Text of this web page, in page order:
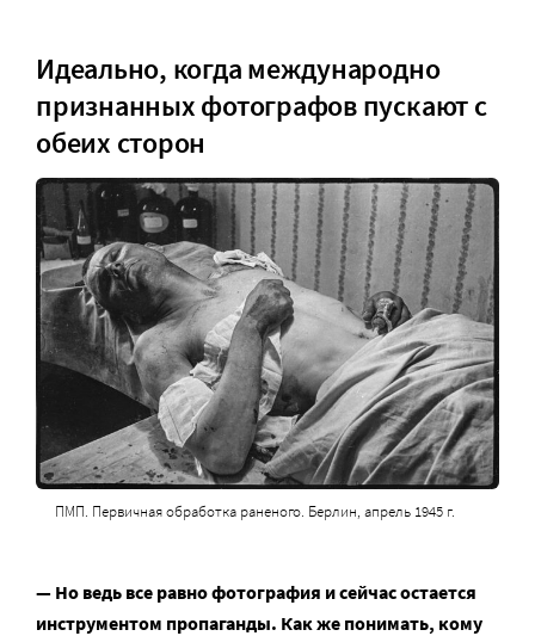
Идеально, когда международно
признанных фотографов пускают с
обеих сторон
ПМП. Первичная обработка раненого. Берлин, апрель 1945 г.
— Но ведь все равно фотография и сейчас остается
инструментом пропаганды. Как же понимать, кому